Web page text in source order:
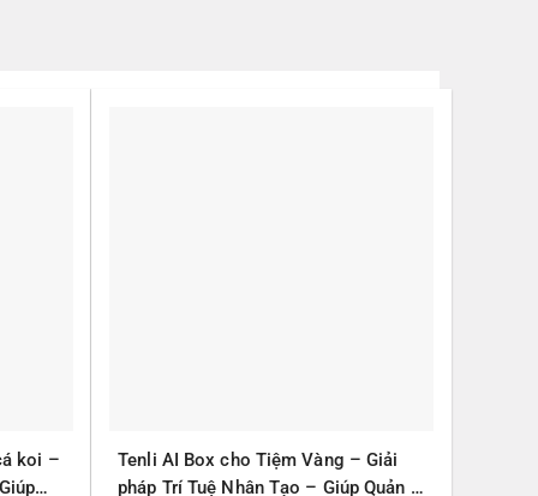
koi –
Tenli AI Box cho Tiệm Vàng – Giải
pháp Trí Tuệ Nhân Tạo – Giúp Quản lý